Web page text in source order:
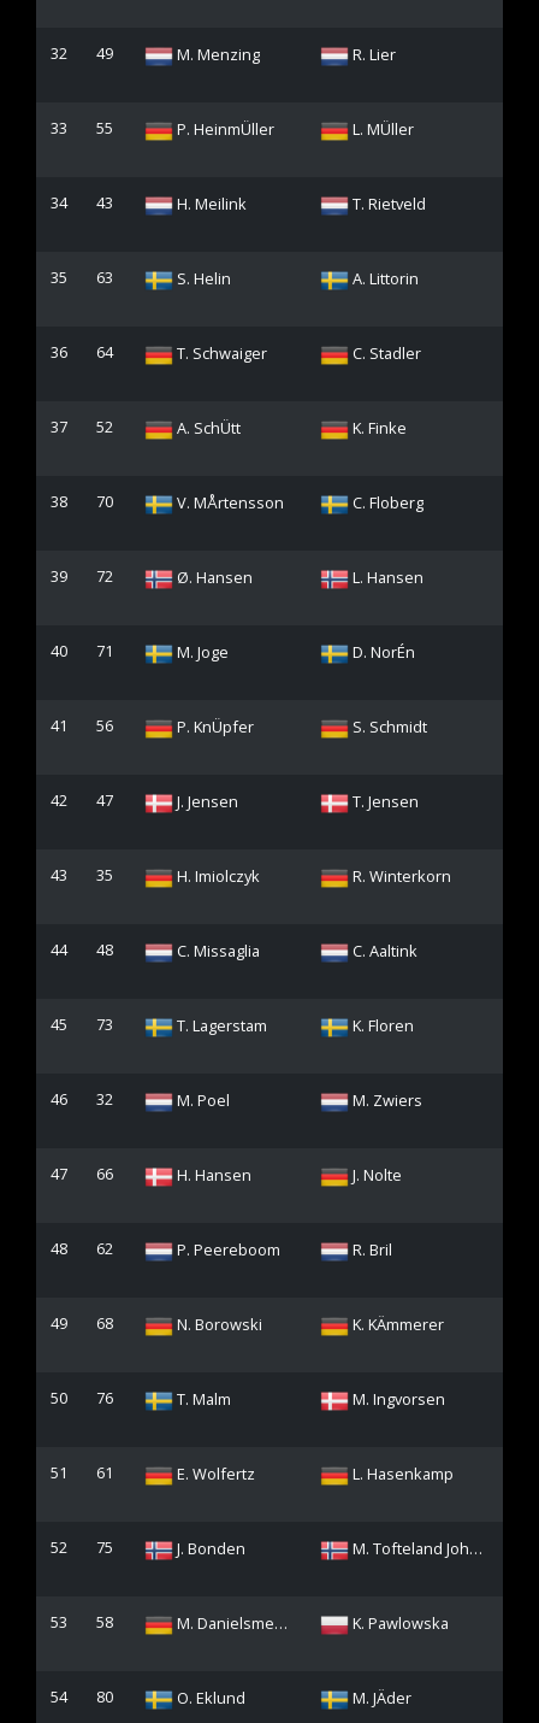
32 49 M. Menzing R. Lier
33 55 P. HeinmÜller L. MÜller
34 43 H. Meilink T. Rietveld
35 63 S. Helin A. Littorin
36 64 T. Schwaiger C. Stadler
37 52 A. SchÜtt K. Finke
38 70 V. MÅrtensson C. Floberg
39 72 Ø. Hansen L. Hansen
40 71 M. Joge D. NorÉn
41 56 P. KnÜpfer S. Schmidt
42 47 J. Jensen T. Jensen
43 35 H. Imiolczyk R. Winterkorn
44 48 C. Missaglia C. Aaltink
45 73 T. Lagerstam K. Floren
46 32 M. Poel M. Zwiers
47 66 H. Hansen J. Nolte
48 62 P. Peereboom R. Bril
49 68 N. Borowski K. KÄmmerer
50 76 T. Malm M. Ingvorsen
51 61 E. Wolfertz L. Hasenkamp
52 75 J. Bonden M. Tofteland Johansen
53 58 M. Danielsmeyer K. Pawlowska
54 80 O. Eklund M. JÄder